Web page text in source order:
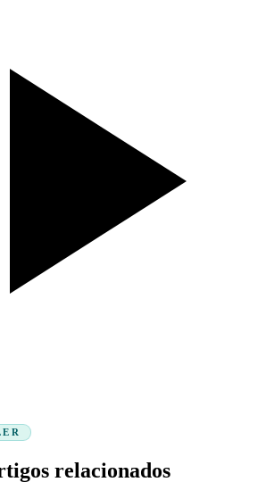
relacionados